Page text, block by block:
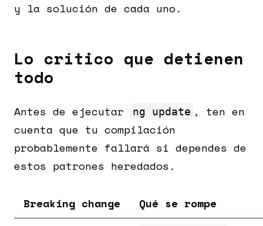
y la solución de cada uno.
Lo crítico que detienen
todo
Antes de ejecutar ng update , ten en
cuenta que tu compilación
probablemente fallará si dependes de
estos patrones heredados.
Breaking change Qué se rompe